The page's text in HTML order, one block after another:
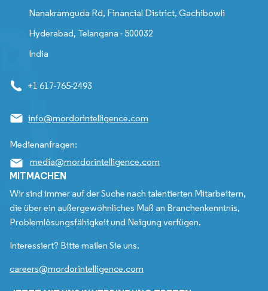
Nanakramguda Rd, Financial District, Gachibowli
Hyderabad, Telangana - 500032
India
+1 617-765-2493
info@mordorintelligence.com
Medienanfragen:
media@mordorintelligence.com
MITMACHEN
Wir sind immer auf der Suche nach talentierten Mitarbeitern,
die über ein außergewöhnliches Maß an Branchenkenntnis,
Problemlösungsfähigkeit und Neigung verfügen.
Interessiert? Bitte mailen Sie uns.
careers@mordorintelligence.com